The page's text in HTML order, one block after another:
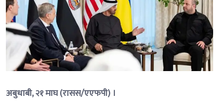
अबुधाबी, २१ माघ (रासस/एएफपी) ।